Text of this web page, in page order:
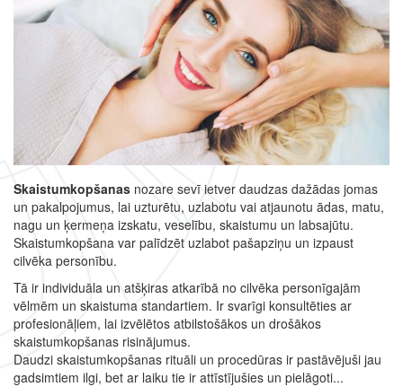
Skaistumkopšanas nozare sevī ietver daudzas dažādas jomas
un pakalpojumus, lai uzturētu, uzlabotu vai atjaunotu ādas, matu,
nagu un ķermeņa izskatu, veselību, skaistumu un labsajūtu.
Skaistumkopšana var palīdzēt uzlabot pašapziņu un izpaust
cilvēka personību.
Tā ir individuāla un atšķiras atkarībā no cilvēka personīgajām
vēlmēm un skaistuma standartiem. Ir svarīgi konsultēties ar
profesionāļiem, lai izvēlētos atbilstošākos un drošākos
skaistumkopšanas risinājumus.
Daudzi skaistumkopšanas rituāli un procedūras ir pastāvējuši jau
gadsimtiem ilgi, bet ar laiku tie ir attīstījušies un pielāgoti...